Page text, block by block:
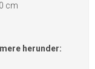
cm
herunder: